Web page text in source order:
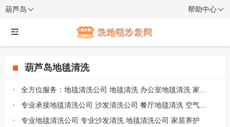
葫芦岛 帮助中心
葫芦岛地毯清洗
全方位服务：地毯清洗公司 地毯清洗 办公室地毯清洗 家庭保洁
专业承接地毯清洗公司 沙发清洗公司 餐厅地毯清洗 空气治理
专业地毯清洗公司 专业沙发清洗 地毯清洗公司 家居养护